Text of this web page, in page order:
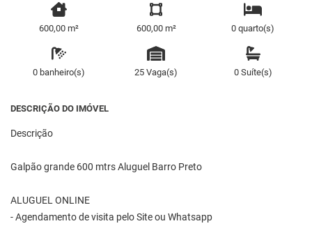
600,00 m² 600,00 m² 0 quarto(s)
0 banheiro(s) 25 Vaga(s) 0 Suíte(s)
DESCRIÇÃO DO IMÓVEL
Descrição
Galpão grande 600 mtrs Aluguel Barro Preto
ALUGUEL ONLINE
- Agendamento de visita pelo Site ou Whatsapp